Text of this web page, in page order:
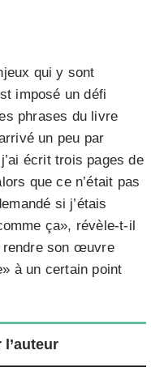
qui y sont
imposé un défi
phrases du livre
un peu par
écrit trois pages de
que ce n’était pas
si j’étais
ça», révèle-t-il
rendre son œuvre
à un certain point